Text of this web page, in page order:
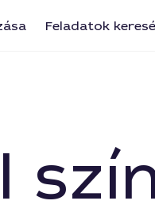
Feladatok